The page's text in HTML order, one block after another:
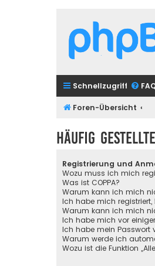
Schnellzugriff
Foren-Übersicht
Häufig
Registrierung und
Wozu muss ich mich
Was ist COPPA?
Warum kann ich mich
Ich habe mich
Warum kann ich mich
Ich habe mich vor
Ich habe mein Passwort
Warum werde ich
Wozu ist die Funktion